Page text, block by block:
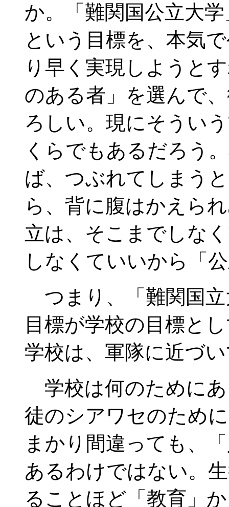
か。「難関国公立大
という目標を、本気
り早く実現しようと
のある者」を選んで
ろしい。現にそうい
くらでもあるだろう
ば、つぶれてしまう
ら、背に腹はかえら
立は、そこまでしな
しなくていいから「
つまり、「難関国
目標が学校の目標と
学校は、軍隊に近づ
学校は何のために
徒のシアワセのため
まかり間違っても、
あるわけではない。
ることほど「教育」